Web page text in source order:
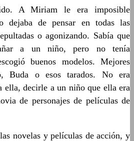
A Miriam le era imposible
dejaba de pensar en todas las
o agonizando. Sabía que
a un niño, pero no tenía
buenos modelos. Mejores
Buda o esos tarados. No era
ella, decirle a un niño que ella era
de personajes de películas de
novelas y películas de acción, y